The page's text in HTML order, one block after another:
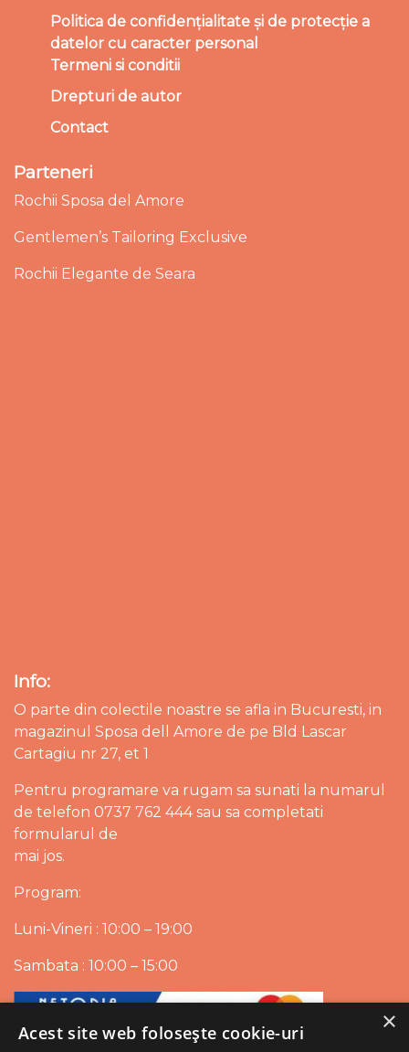
Politica de confidențialitate și de protecție a
datelor cu caracter personal
Termeni si conditii
Drepturi de autor
Contact
Parteneri
Rochii Sposa del Amore
Gentlemen’s Tailoring Exclusive
Rochii Elegante de Seara
Info:
O parte din colectile noastre se afla in Bucuresti, in
magazinul Sposa dell Amore de pe Bld Lascar
Cartagiu nr 27, et 1
Pentru programare va rugam sa sunati la numarul
de telefon 0737 762 444 sau sa completati
formularul de
mai jos.
Program:
Luni-Vineri : 10:00 – 19:00
Sambata : 10:00 – 15:00
×
Acest site web folosește cookie-uri